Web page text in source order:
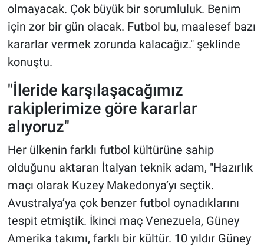
olmayacak. Çok büyük bir sorumluluk. Benim
için zor bir gün olacak. Futbol bu, maalesef bazı
kararlar vermek zorunda kalacağız." şeklinde
konuştu.
"İleride karşılaşacağımız
rakiplerimize göre kararlar
alıyoruz"
Her ülkenin farklı futbol kültürüne sahip
olduğunu aktaran İtalyan teknik adam, "Hazırlık
maçı olarak Kuzey Makedonya’yı seçtik.
Avustralya’ya çok benzer futbol oynadıklarını
tespit etmiştik. İkinci maç Venezuela, Güney
Amerika takımı, farklı bir kültür. 10 yıldır Güney